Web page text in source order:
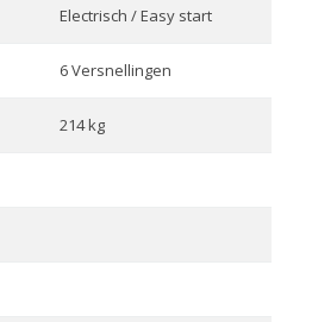
Electrisch / Easy start
6 Versnellingen
214 kg